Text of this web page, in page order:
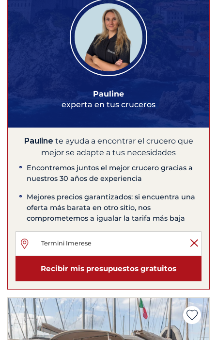
Pauline
experta en tus cruceros
Pauline te ayuda a encontrar el crucero que
mejor se adapte a tus necesidades
Encontremos juntos el mejor crucero gracias a
nuestros 30 años de experiencia
Mejores precios garantizados: si encuentra una
oferta más barata en otro sitio, nos
comprometemos a igualar la tarifa más baja
Recibir mis presupuestos gratuitos